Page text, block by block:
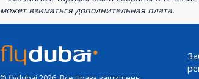
может взиматься дополнительная плата.